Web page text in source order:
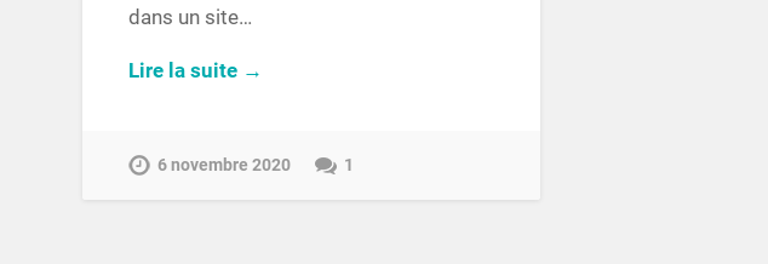
dans un site…
Lire la suite →
6 novembre 2020 1